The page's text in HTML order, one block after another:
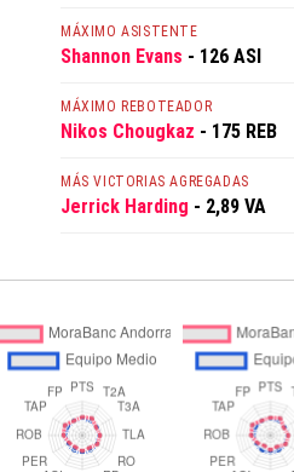
MÁXIMO ASISTENTE
Shannon Evans - 126 ASI
MÁXIMO REBOTEADOR
Nikos Chougkaz - 175 REB
MÁS VICTORIAS AGREGADAS
Jerrick Harding - 2,89 VA